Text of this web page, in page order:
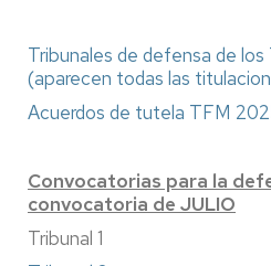
Tribunales de defensa de
(aparecen todas las
Acuerdos de tutela TFM
Convocatorias para la
convocatoria de JULIO
Tribunal 1